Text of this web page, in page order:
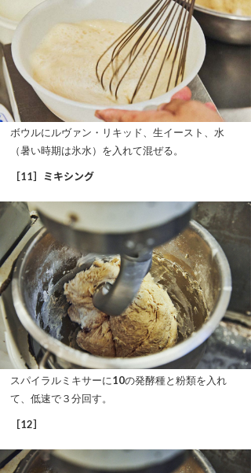
ボウルにルヴァン・リキッド、生イースト、水
（暑い時期は氷水）を入れて混ぜる。
［11］ミキシング
スパイラルミキサーに10の発酵種と粉類を入れ
て、低速で３分回す。
［12］